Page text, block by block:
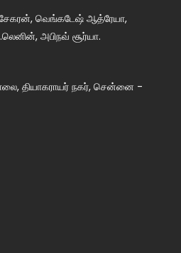
வெங்கடேஷ் ஆத்ரேயா,
அபிநவ் சூர்யா.
தியாகராயர் நகர், சென்னை -